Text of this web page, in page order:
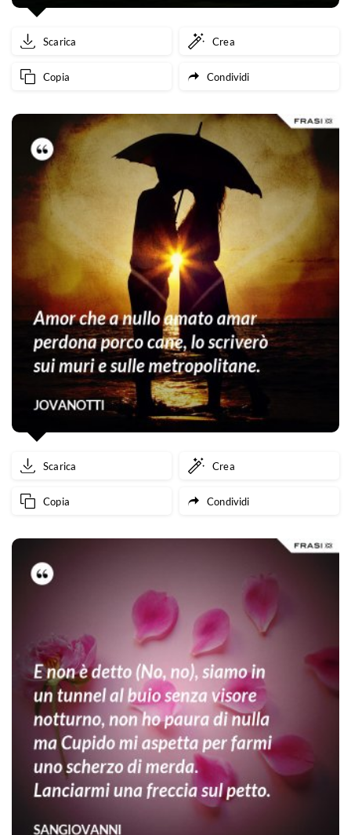
Scarica Crea
Copia Condividi
Scarica Crea
Copia Condividi